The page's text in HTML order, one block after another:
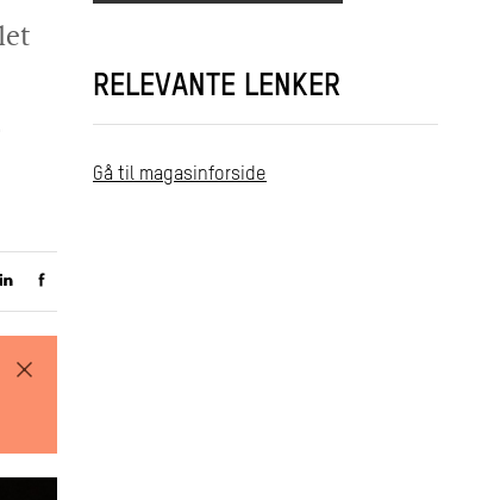
RELEVANTE LENKER
Gå til magasinforside